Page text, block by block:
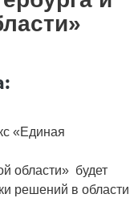
«Единая
области» будет
решений в области